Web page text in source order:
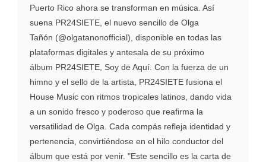
Puerto Rico ahora se transforman en música. Así
suena PR24SIETE, el nuevo sencillo de Olga
Tañón (@olgatanonofficial), disponible en todas las
plataformas digitales y antesala de su próximo
álbum PR24SIETE, Soy de Aquí. Con la fuerza de un
himno y el sello de la artista, PR24SIETE fusiona el
House Music con ritmos tropicales latinos, dando vida
a un sonido fresco y poderoso que reafirma la
versatilidad de Olga. Cada compás refleja identidad y
pertenencia, convirtiéndose en el hilo conductor del
álbum que está por venir. "Este sencillo es la carta de